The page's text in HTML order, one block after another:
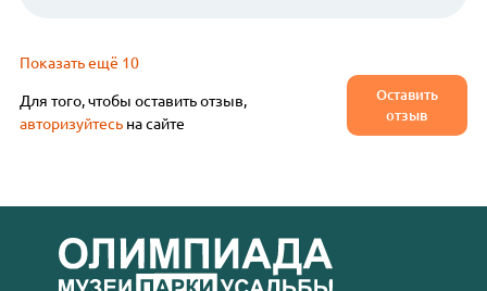
Показать ещё 10
Для того, чтобы оставить отзыв,
авторизуйтесь на сайте
Оставить
отзыв